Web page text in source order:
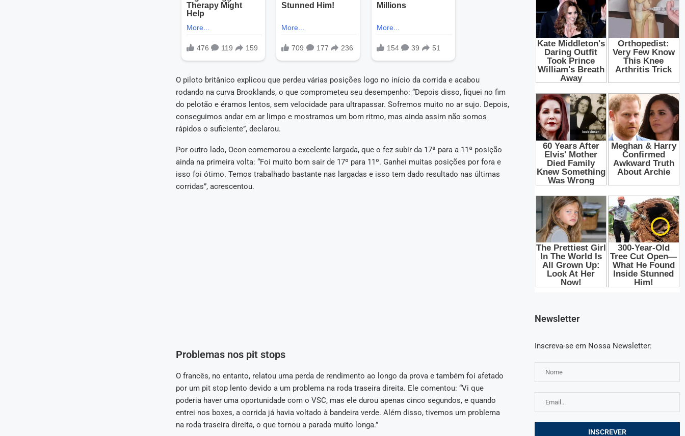
O piloto britânico explicou que perdeu várias posições logo no início da corrida e acabou
rodando na curva Brooklands, o que comprometeu seu desempenho: “Depois disso, fiquei no fim
do pelotão e éramos lentos, sem velocidade para ultrapassar. Sofremos muito no ar sujo. Depois,
conseguimos andar em ar limpo e mostramos um bom ritmo, mas ainda assim não somos
rápidos o suficiente”, declarou.
Por outro lado, Ocon comemorou a excelente largada, que o fez subir da 17ª para a 11ª posição
ainda na primeira volta: “Foi muito bom sair de 17º para 11º. Ganhei muitas posições por fora e
isso foi ótimo. Temos trabalhado bastante nas largadas e isso tem dado resultado nas últimas
corridas”, acrescentou.
Problemas nos pit stops
O francês, no entanto, relatou uma perda de rendimento ao longo da prova e também foi afetado
por um pit stop lento devido a um problema na roda traseira direita. Ele comentou: “Vi que
poderia haver uma oportunidade com o VSC, mas ele durou apenas cinco segundos, e quando
entrei nos boxes, a corrida já havia voltado à bandeira verde. Além disso, tivemos um problema
na roda traseira direita, o que tornou a parada muito longa.”
Newsletter
Inscreva-se em Nossa Newsletter: